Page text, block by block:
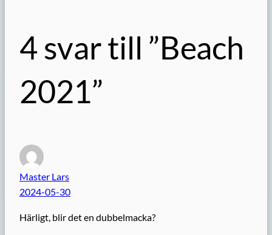
4 svar till ”Beach
2021”
Master Lars
2024-05-30
Härligt, blir det en dubbelmacka?